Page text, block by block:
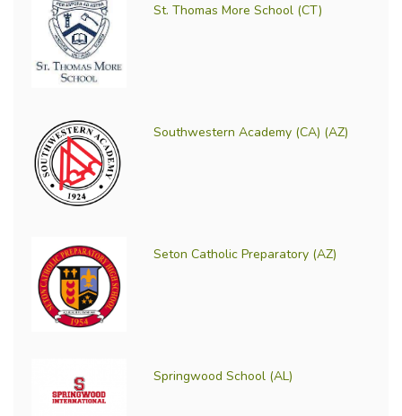
St. Thomas More School (CT)
Southwestern Academy (CA) (AZ)
Seton Catholic Preparatory (AZ)
Springwood School (AL)